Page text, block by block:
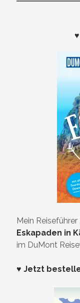
Mein Reiseführer
Eskapaden in
im DuMont
♥ Jetzt